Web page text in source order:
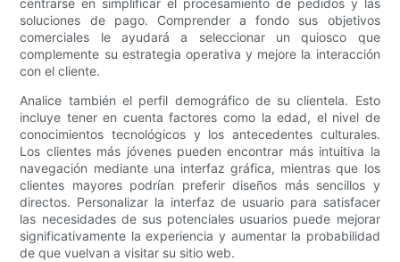
centrarse en simplificar el procesamiento de pedidos y las
soluciones de pago. Comprender a fondo sus objetivos
comerciales le ayudará a seleccionar un quiosco que
complemente su estrategia operativa y mejore la interacción
con el cliente.
Analice también el perfil demográfico de su clientela. Esto
incluye tener en cuenta factores como la edad, el nivel de
conocimientos tecnológicos y los antecedentes culturales.
Los clientes más jóvenes pueden encontrar más intuitiva la
navegación mediante una interfaz gráfica, mientras que los
clientes mayores podrían preferir diseños más sencillos y
directos. Personalizar la interfaz de usuario para satisfacer
las necesidades de sus potenciales usuarios puede mejorar
significativamente la experiencia y aumentar la probabilidad
de que vuelvan a visitar su sitio web.